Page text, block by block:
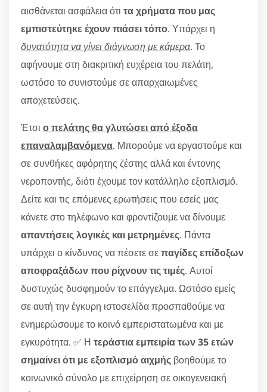
αισθάνεται ασφάλεια ότι τα χρήματα που μας
εμπιστεύτηκε έχουν πιάσει τόπο. Υπάρχει η
δυνατότητα να γίνει διάγνωση με κάμερα. Το
αφήνουμε στη διακριτική ευχέρεια του πελάτη,
ωστόσο το συνιστούμε σε απαρχαιωμένες
αποχετεύσεις.
Έτσι ο πελάτης θα γλυτώσει από έξοδα
επαναλαμβανόμενα. Μπορούμε να εργαστούμε και
σε συνθήκες αφόρητης ζέστης αλλά και έντονης
νεροποντής, διότι έχουμε τον κατάλληλο εξοπλισμό.
Δείτε και τις επόμενες ερωτήσεις που εσείς μας
κάνετε στο τηλέφωνο και φροντίζουμε να δίνουμε
απαντήσεις λογικές και μετρημένες. Πάντα
υπάρχει ο κίνδυνος να πέσετε σεπαγίδες επίδοξων
αποφραξάδων που ρίχνουν τις τιμές. Αυτοί
δυστυχώς δυσφημούν το επάγγελμα. Ωστόσο εμείς
σε αυτή την έγκυρη ιστοσελίδα προσπαθούμε να
ενημερώσουμε το κοινό εμπεριστατωμένα και με
εγκυρότητα. ✅ Η τεράστια εμπειρία των 35 ετών
σημαίνει ότι με εξοπλισμό αιχμής βοηθούμε το
κοινωνικό σύνολο με επιχείρηση σε οικογενειακή